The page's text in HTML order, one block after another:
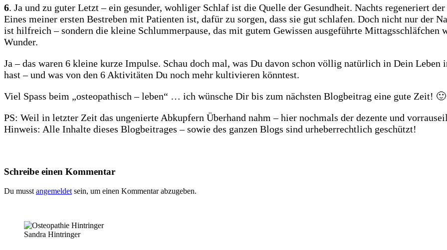
6. Ja und zu guter Letzt – ein gesunder, wohliger Schlaf ist die Quelle der Gesundheit. Nachts regeneriert
Eines meiner ersten Bestreben mit Patienten ist, dafür zu sorgen, dass sie gut schlafen. Doch nicht nur der
ist hilfreich – sondern die kleine Schlummerpause, das mit gutem Gewissen ausgeführte Mittagsschläfchen
Wunder.
Ja – das waren 6 kleine kurze Impulse. Schau doch mal, was Du davon schon völlig natürlich in Dein Leben
hast – und was von den 6 Aktivitäten Du noch mehr kultivieren könntest.
Viel Spass beim „osteopathisch – leben“ … ich wünsche Dir bis zum nächsten Blogbeitrag eine gute Zeit! 🙂
PS: Weil in letzter Zeit das ungenierte Abkupfern Überhand nahm – hier nochmals der dezente und
Hinweis: Alle Inhalte dieses Blogbeitrages – sowie des ganzen Blogs sind urheberrechtlich geschützt!
Schreibe einen Kommentar
Du musst angemeldet sein, um einen Kommentar abzugeben.
Sandra Hintringer